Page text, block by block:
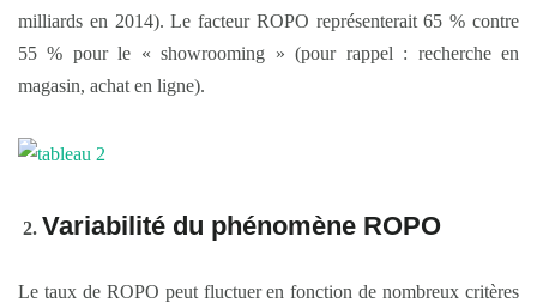
milliards en 2014). Le facteur ROPO représenterait 65 % contre
55 % pour le « showrooming » (pour rappel : recherche en
magasin, achat en ligne).
Variabilité du phénomène ROPO
Le taux de ROPO peut fluctuer en fonction de nombreux critères